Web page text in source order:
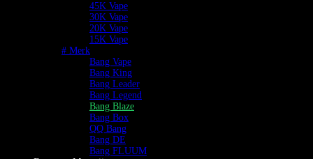
45K Vape
30K Vape
20K Vape
15K Vape
# Merk
Bang Vape
Bang King
Bang Leader
Bang Legend
Bang Blaze
Bang Box
QQ Bang
Bang DE
Bang FLUUM